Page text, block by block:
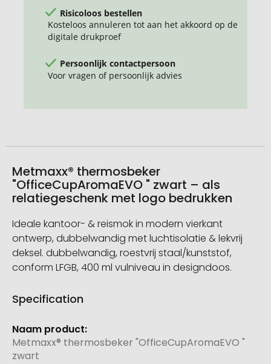
Risicoloos bestellen
Kosteloos annuleren tot aan het akkoord op de
digitale drukproef
Persoonlijk contactpersoon
Voor vragen of persoonlijk advies
Metmaxx® thermosbeker
"OfficeCupAromaEVO " zwart – als
relatiegeschenk met logo bedrukken
Ideale kantoor- & reismok in modern vierkant
ontwerp, dubbelwandig met luchtisolatie & lekvrij
deksel. dubbelwandig, roestvrij staal/kunststof,
conform LFGB, 400 ml vulniveau in designdoos.
Specification
Meer
informatie
Metmaxx® thermosbeker "OfficeCupAromaEVO "
zwart